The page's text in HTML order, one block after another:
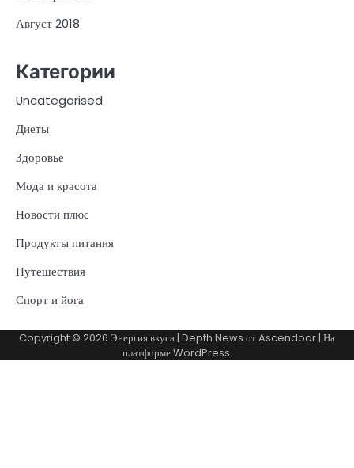
Август 2018
Категории
Uncategorised
Диеты
Здоровье
Мода и красота
Новости плюс
Продукты питания
Путешествия
Спорт и йога
Copyright © 2026 Энергия вкуса | Depth News отAscendoor | На
платформеWordPress.